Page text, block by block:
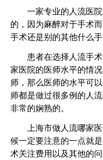
一家专业的人流医院
的，因为麻醉对于手术
手术还是别的其他什么手
患者在选择人流手术
家医院的医师水平的情
师，那么医师的水平可
师都是做过很多例的人
非常的娴熟的。
上海市做人流哪家医
候一定要注意的一点就
术关注费用以及其他的